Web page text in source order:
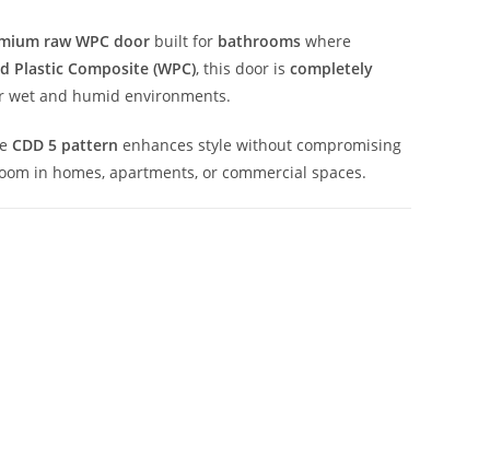
raw WPC door built for bathrooms where
Plastic Composite (WPC), this door is completely
wet and humid environments.
CDD 5 pattern enhances style without compromising
in homes, apartments, or commercial spaces.